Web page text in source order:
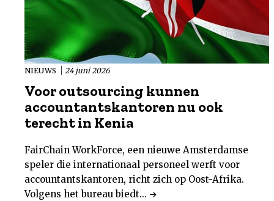
NIEUWS 24 juni 2026
Voor outsourcing kunnen
accountantskantoren nu ook
terecht in Kenia
FairChain WorkForce, een nieuwe Amsterdamse
speler die internationaal personeel werft voor
accountantskantoren, richt zich op Oost-Afrika.
Volgens het bureau biedt...